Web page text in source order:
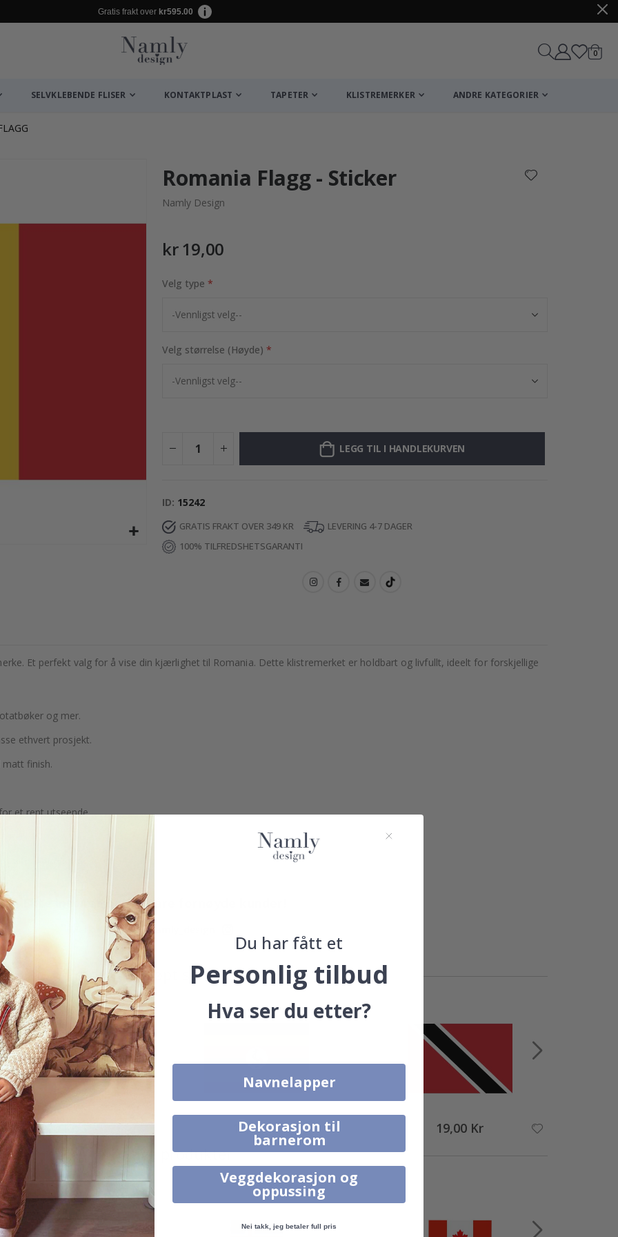
Gratis frakt over kr595.00
0varer
SELVKLEBENDE FLISER KONTAKTPLAST TAPETER KLISTREMERKER ANDRE KATEGORIER
95,00 Kr
Romania Flagg - Sticker
Namly Design
kr 19,00
Velg type
Velg størrelse (Høyde)
LEGG TIL I HANDLEKURVEN
ID 15242
GRATIS FRAKT OVER 349 KR
LEVERING 4-7 DAGER
100% TILFREDSHETSGARANTI
Et perfekt valg for å vise din kjærlighet til Romania. Dette klistremerket er holdbart og livfullt, ideelt for forskjellige
og mer.
ethvert prosjekt.
matt finish.
et rent utseende.
på ett ark for å redusere avfall.
Ekte inspirasjon fra våre fornøyde kunder!
Merk ditt med #namly_design
Produkter kjøpt sammen
19,00 Kr 19,00 Kr 19,00 Kr
Alternative produkter
Du har fått et
Personlig tilbud
Hva ser du etter?
Navnelapper
Dekorasjon til
barnerom
Veggdekorasjon og
oppussing
Nei takk, jeg betaler full pris